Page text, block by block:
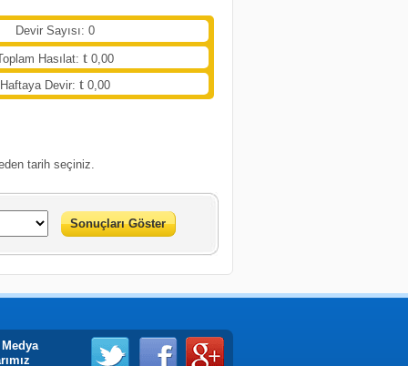
Devir Sayısı: 0
Hasılat:
0,00
Haftaya Devir:
0,00
tarih seçiniz.
Sonuçları Göster